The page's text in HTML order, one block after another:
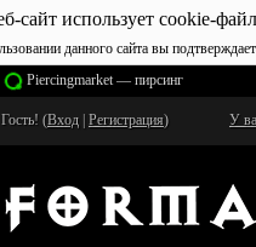
сайт использует cookie-
данного сайта вы
Piercingmarket — пирсинг
(Вход Регистрация) У